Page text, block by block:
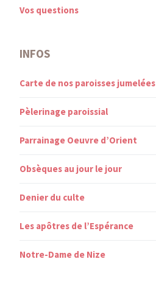
Vos questions
INFOS
Carte de nos paroisses jumelées
Pèlerinage paroissial
Parrainage Oeuvre d’Orient
Obsèques au jour le jour
Denier du culte
Les apôtres de l’Espérance
Notre-Dame de Nize